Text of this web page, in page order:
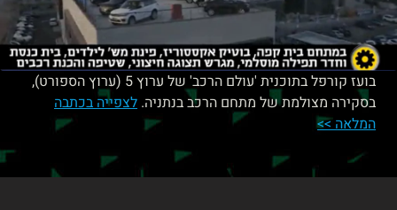
בועז קורפל בתוכנית 'עולם הרכב' של ערוץ 5 (ערוץ הספורט),
בסקירה מצולמת של מתחם הרכב בנתניה. לצפייה בכתבה
המלאה >>